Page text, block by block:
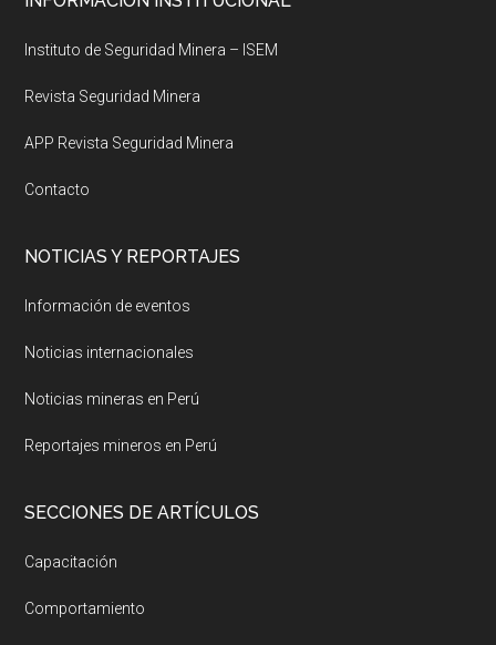
Footer
Instituto de Seguridad Minera – ISEM
Revista Seguridad Minera
APP Revista Seguridad Minera
Contacto
NOTICIAS Y REPORTAJES
Información de eventos
Noticias internacionales
Noticias mineras en Perú
Reportajes mineros en Perú
SECCIONES DE ARTÍCULOS
Capacitación
Comportamiento